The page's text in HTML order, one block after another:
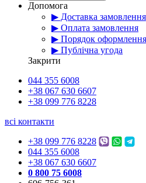
Допомога
▶ Доставка замовлення
▶ Оплата замовлення
▶ Порядок
▶ Публічна угода
Закрити
044 355 6008
+38 067 630 6607
+38 099 776 8228
всі контакти
+38 099 776 8228
044 355 6008
+38 067 630 6607
0 800 75 6008